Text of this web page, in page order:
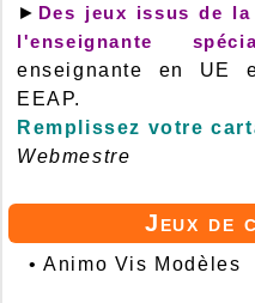
► Des jeux issus de
l'enseignante
enseignante en UE
EEAP.
Remplissez votre
Webmestre
Jeux de
•Animo Vis Modèles